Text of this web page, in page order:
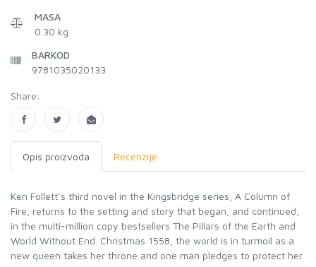
MASA
0.30 kg
BARKOD
9781035020133
Share:
Opis proizvoda Recenzije
Ken Follett’s third novel in the Kingsbridge series, A Column of
Fire, returns to the setting and story that began, and continued,
in the multi-million copy bestsellers The Pillars of the Earth and
World Without End. Christmas 1558, the world is in turmoil as a
new queen takes her throne and one man pledges to protect her